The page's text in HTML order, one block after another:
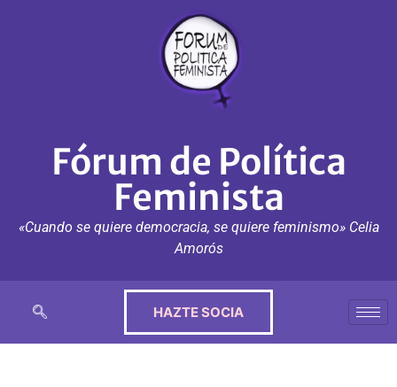
Fórum de Política
Feminista
«Cuando se quiere democracia, se quiere feminismo» Celia
Amorós
HAZTE SOCIA